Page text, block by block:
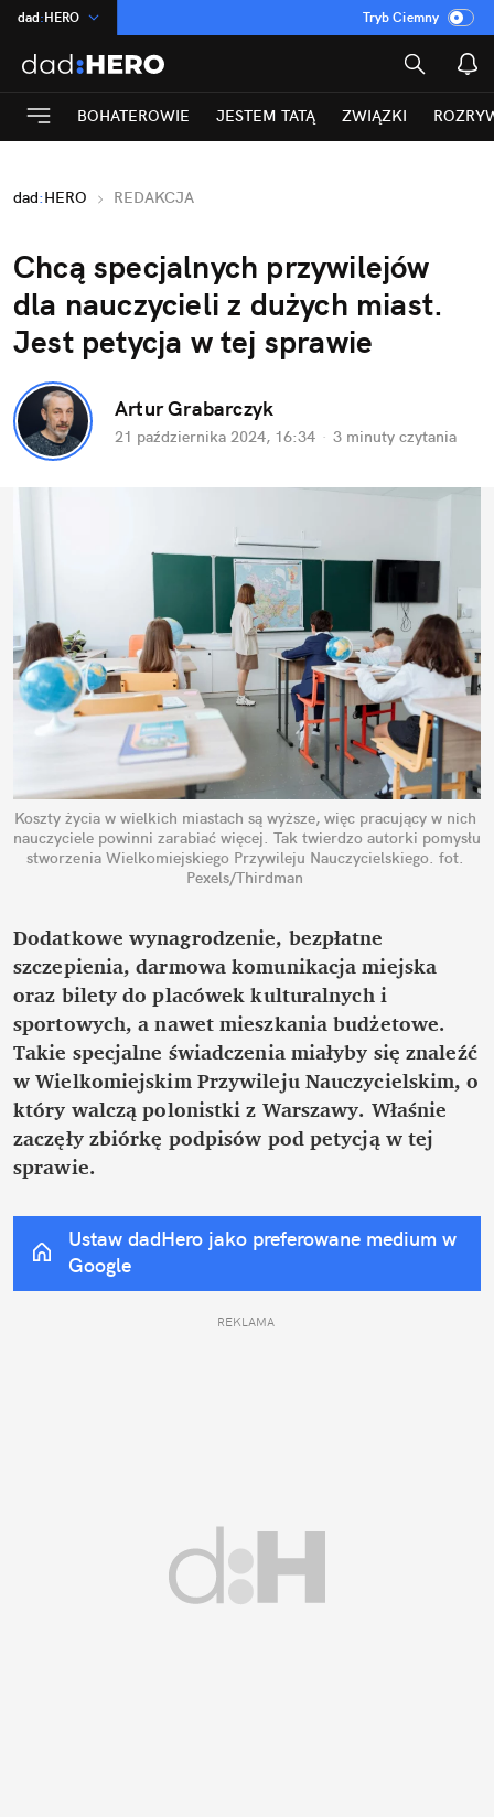
dad:HERO
:Temat
INN:Poland
ASZ:dziennik
Rozrywka
Tryb Ciemny
BOHATEROWIE JESTEM TATĄ ZWIĄZKI
dad:HERO REDAKCJA
Chcą specjalnych przywilejów
dla nauczycieli z dużych miast.
Jest petycja w tej sprawie
Artur Grabarczyk
21 października 2024, 16:34 · 3 minuty czytania
Koszty życia w wielkich miastach są wyższe, więc pracujący w nich
nauczyciele powinni zarabiać więcej. Tak twierdzo autorki pomysłu
stworzenia Wielkomiejskiego Przywileju Nauczycielskiego. fot.
Pexels/Thirdman
Dodatkowe wynagrodzenie, bezpłatne
szczepienia, darmowa komunikacja miejska
oraz bilety do placówek kulturalnych i
sportowych, a nawet mieszkania budżetowe.
Takie specjalne świadczenia miałyby się znaleźć
w Wielkomiejskim Przywileju Nauczycielskim, o
który walczą polonistki z Warszawy. Właśnie
zaczęły zbiórkę podpisów pod petycją w tej
sprawie.
Ustaw dadHero jako preferowane medium w
Google
REKLAMA